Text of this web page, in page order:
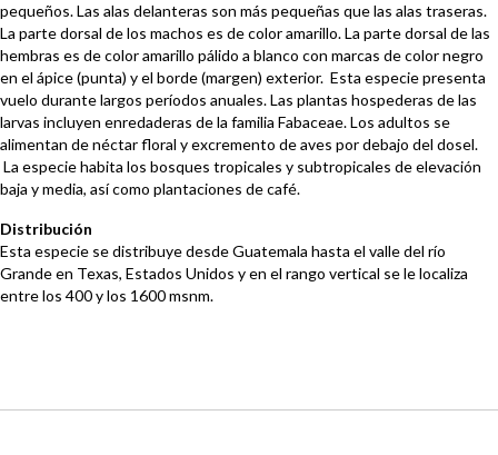
pequeños. Las alas delanteras son más pequeñas que las alas traseras.
La parte dorsal de los machos es de color amarillo. La parte dorsal de las
hembras es de color amarillo pálido a blanco con marcas de color negro
en el ápice (punta) y el borde (margen) exterior. Esta especie presenta
vuelo durante largos períodos anuales. Las plantas hospederas de las
larvas incluyen enredaderas de la familia Fabaceae. Los adultos se
alimentan de néctar floral y excremento de aves por debajo del dosel.
La especie habita los bosques tropicales y subtropicales de elevación
baja y media, así como plantaciones de café.
Distribución
Esta especie se distribuye desde Guatemala hasta el valle del río
Grande en Texas, Estados Unidos y en el rango vertical se le localiza
entre los 400 y los 1600 msnm.